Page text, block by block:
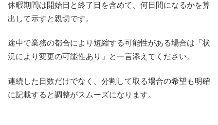
休暇期間は開始日と終了日を含めて、何日間になるかを算
出して示すと親切です。
途中で業務の都合により短縮する可能性がある場合は「状
況により変更の可能性あり」と一言添えてください。
連続した日数だけでなく、分割して取る場合の希望も明確
に記載すると調整がスムーズになります。